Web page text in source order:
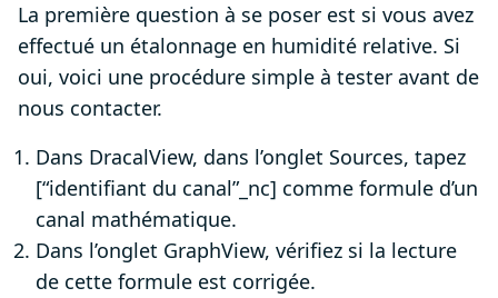
La première question à se poser est si vous avez
effectué un étalonnage en humidité relative. Si
oui, voici une procédure simple à tester avant de
nous contacter.
Dans DracalView, dans l’onglet Sources, tapez
[“identifiant du canal”_nc] comme formule d’un
canal mathématique.
Dans l’onglet GraphView, vérifiez si la lecture
de cette formule est corrigée.